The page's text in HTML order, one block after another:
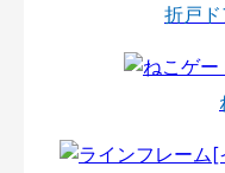
折戸